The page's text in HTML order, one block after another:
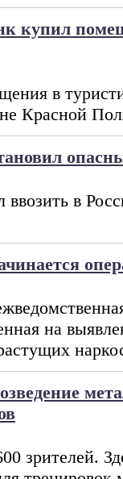
купил
в
Красной
ввозить в
на
зрителей.